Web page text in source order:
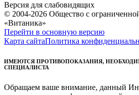
Версия для слабовидящих
© 2004-2026 Общество с
«Витаника»
Перейти в основную версию
Карта сайтаПолитика
ИМЕЮТСЯ ПРОТИВОПОКАЗАНИЯ,
СПЕЦИАЛИСТА
Обращаем ваше внимание, данный